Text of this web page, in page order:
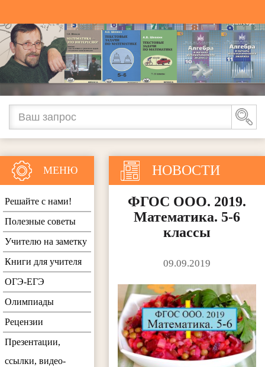
НОВОСТИ
ФГОС ООО. 2019.
Математика. 5-6
классы
09.09.2019
МЕНЮ
Решайте с нами!
Полезные советы
Учителю на заметку
Книги для учителя
ОГЭ-ЕГЭ
Олимпиады
Рецензии
Презентации,
ссылки, видео-